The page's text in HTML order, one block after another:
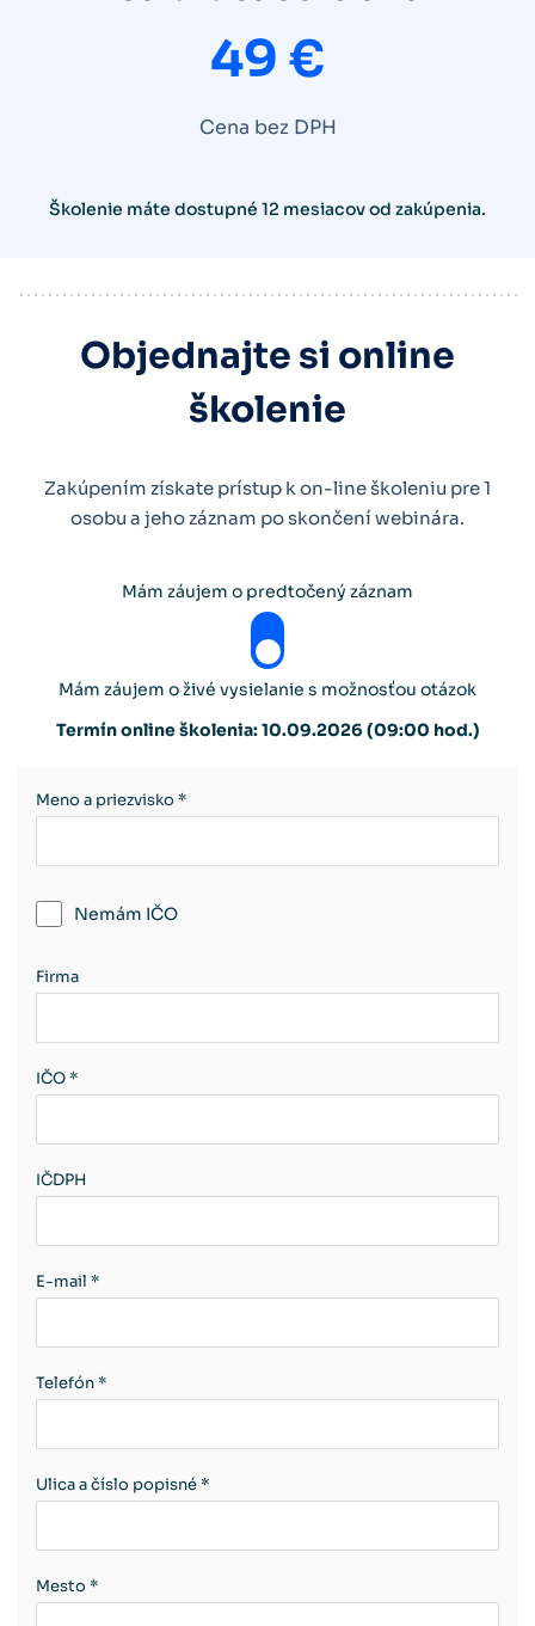
49 €
Cena bez DPH
Školenie máte dostupné 12 mesiacov od zakúpenia.
Objednajte si online
školenie
Zakúpením získate prístup k on-line školeniu pre 1
osobu a jeho záznam po skončení webinára.
Mám záujem o predtočený záznam
Mám záujem o živé vysielanie s možnosťou otázok
Termín online školenia: 10.09.2026 (09:00 hod.)
Meno a priezvisko *
Nemám IČO
Firma
IČO *
IČDPH
E-mail *
Telefón *
Ulica a číslo popisné *
Mesto *